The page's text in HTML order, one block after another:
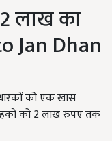
लाख का
Jan Dhan
को एक खास
को 2 लाख रुपए तक